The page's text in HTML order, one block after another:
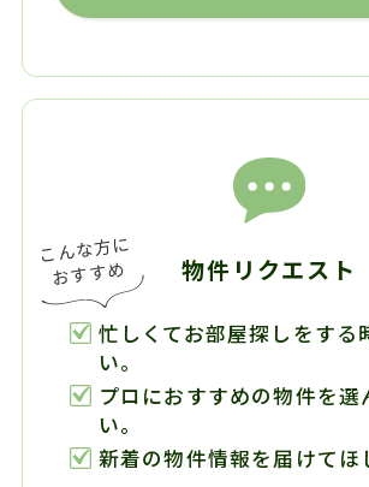
物件リクエスト
忙しくてお部屋探しをする
い。
プロにおすすめの物件を選
い。
新着の物件情報を届けてほ